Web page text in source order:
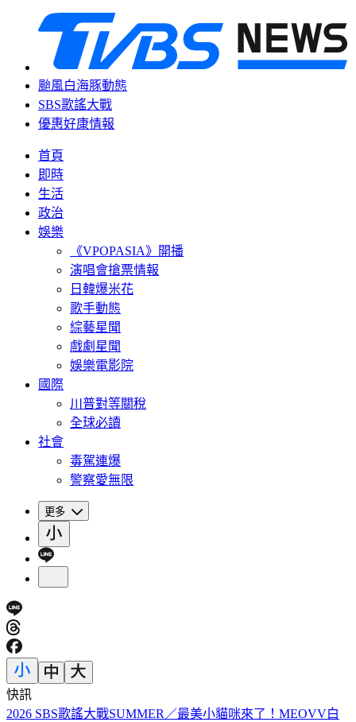
颱風白海豚動態
SBS歌謠大戰
優惠好康情報
首頁
即時
生活
政治
娛樂
《VPOPASIA》開播
演唱會搶票情報
日韓爆米花
歌手動態
綜藝星聞
戲劇星聞
娛樂電影院
國際
川普對等關稅
全球必讀
社會
毒駕連爆
警察愛無限
更多
快訊
山本由伸5.2局零失分！大谷翔平10局超前安 道奇成功終止7